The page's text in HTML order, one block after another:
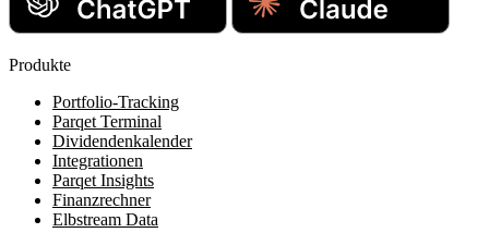
Produkte
Portfolio-Tracking
Parqet Terminal
Dividendenkalender
Integrationen
Parqet Insights
Finanzrechner
Elbstream Data